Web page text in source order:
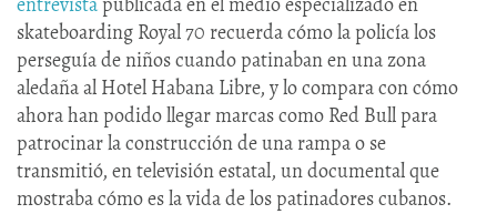
skateboarding Royal 70 recuerda cómo la policía los
perseguía de niños cuando patinaban en una zona
aledaña al Hotel Habana Libre, y lo compara con cómo
ahora han podido llegar marcas como Red Bull para
patrocinar la construcción de una rampa o se
transmitió, en televisión estatal, un documental que
mostraba cómo es la vida de los patinadores cubanos.